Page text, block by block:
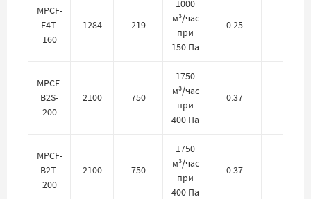
MPCF-
F4T-
160
1284 219
1000
м³/час
при
150 Па
0.25
MPCF-
B2S-
200
2100 750
1750
м³/час
при
400 Па
0.37
MPCF-
B2T-
200
2100 750
1750
м³/час
при
400 Па
0.37